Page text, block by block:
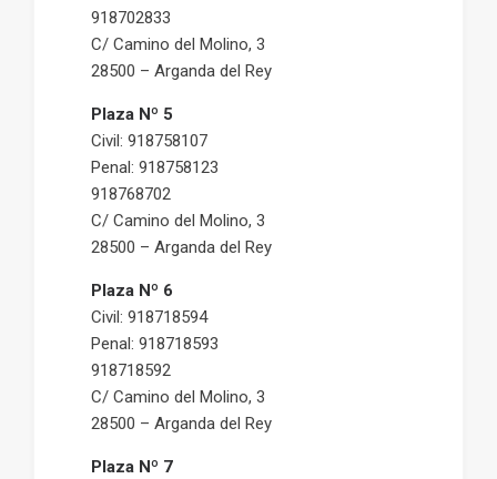
918702833
C/ Camino del Molino, 3
28500 – Arganda del Rey
Plaza Nº 5
Civil: 918758107
Penal: 918758123
918768702
C/ Camino del Molino, 3
28500 – Arganda del Rey
Plaza Nº 6
Civil: 918718594
Penal: 918718593
918718592
C/ Camino del Molino, 3
28500 – Arganda del Rey
Plaza Nº 7